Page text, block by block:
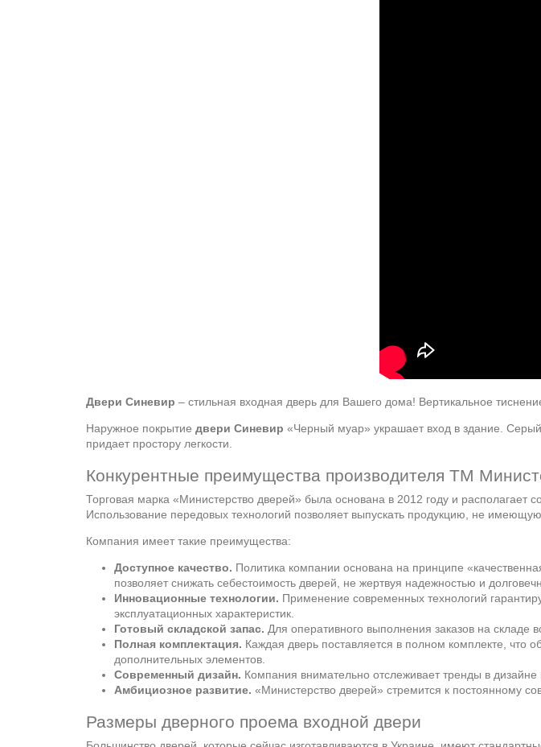
Двери Синевир – стильная входная дверь для Вашего дома! Вертикальное
Наружное покрытие двери Синевир «Черный муар» украшает вход в здание.
придает простору легкости.
Конкурентные преимущества производителя ТМ
Торговая марка «Министерство дверей» была основана в 2012 году и располагает
Использование передовых технологий позволяет выпускать продукцию, не имеющую
Компания имеет такие преимущества:
Доступное качество. Политика компании основана на принципе
позволяет снижать себестоимость дверей, не жертвуя надежностью и
Инновационные технологии. Применение современных технологий
эксплуатационных характеристик.
Готовый складской запас. Для оперативного выполнения заказов на складе
Полная комплектация. Каждая дверь поставляется в полном комплекте, что
дополнительных элементов.
Современный дизайн. Компания внимательно отслеживает тренды в
Амбициозное развитие. «Министерство дверей» стремится к постоянному
Размеры дверного проема входной двери